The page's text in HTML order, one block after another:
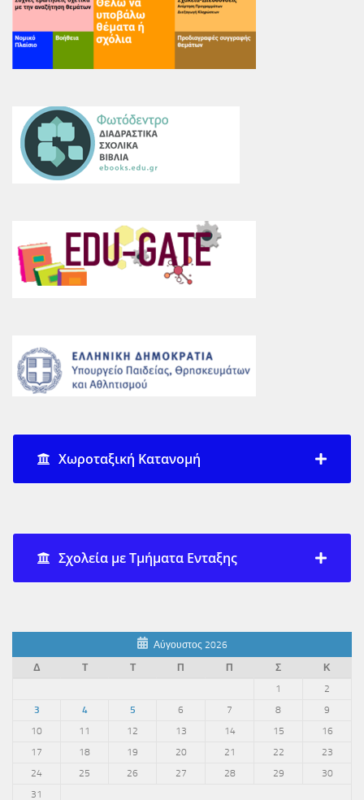
Χωροταξική Κατανομή
Σχολεία με Τμήματα Ενταξης
Αύγουστος 2026
Δ
Τ Τ Π Π Σ
Κ
1
2
3
4 5 6 7 8
9
10
11 12 13 14 15
16
17
18 19 20 21 22
23
24
25 26 27 28 29
30
31